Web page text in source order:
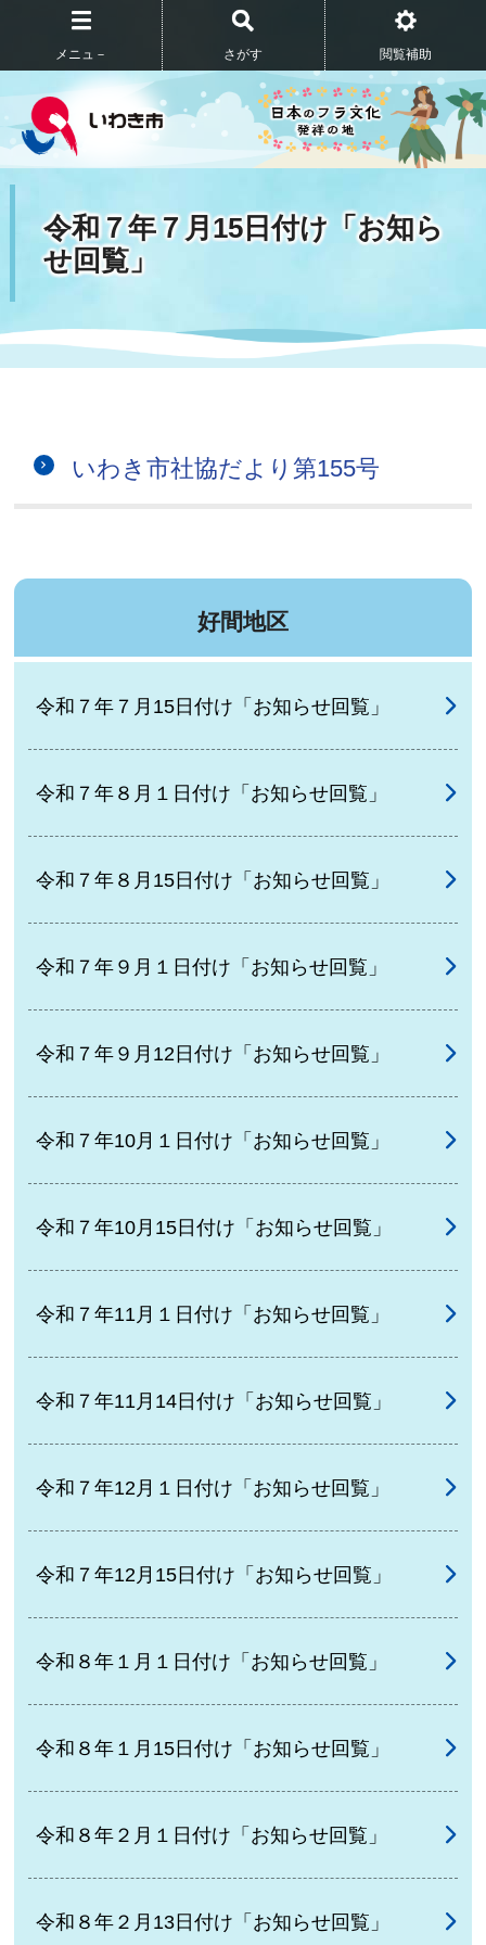
メニュ－ さがす 閲覧補助
令和７年７月15日付け「お知ら
せ回覧」
いわき市社協だより第155号
好間地区
令和７年７月15日付け「お知らせ回覧」
令和７年８月１日付け「お知らせ回覧」
令和７年８月15日付け「お知らせ回覧」
令和７年９月１日付け「お知らせ回覧」
令和７年９月12日付け「お知らせ回覧」
令和７年10月１日付け「お知らせ回覧」
令和７年10月15日付け「お知らせ回覧」
令和７年11月１日付け「お知らせ回覧」
令和７年11月14日付け「お知らせ回覧」
令和７年12月１日付け「お知らせ回覧」
令和７年12月15日付け「お知らせ回覧」
令和８年１月１日付け「お知らせ回覧」
令和８年１月15日付け「お知らせ回覧」
令和８年２月１日付け「お知らせ回覧」
令和８年２月13日付け「お知らせ回覧」